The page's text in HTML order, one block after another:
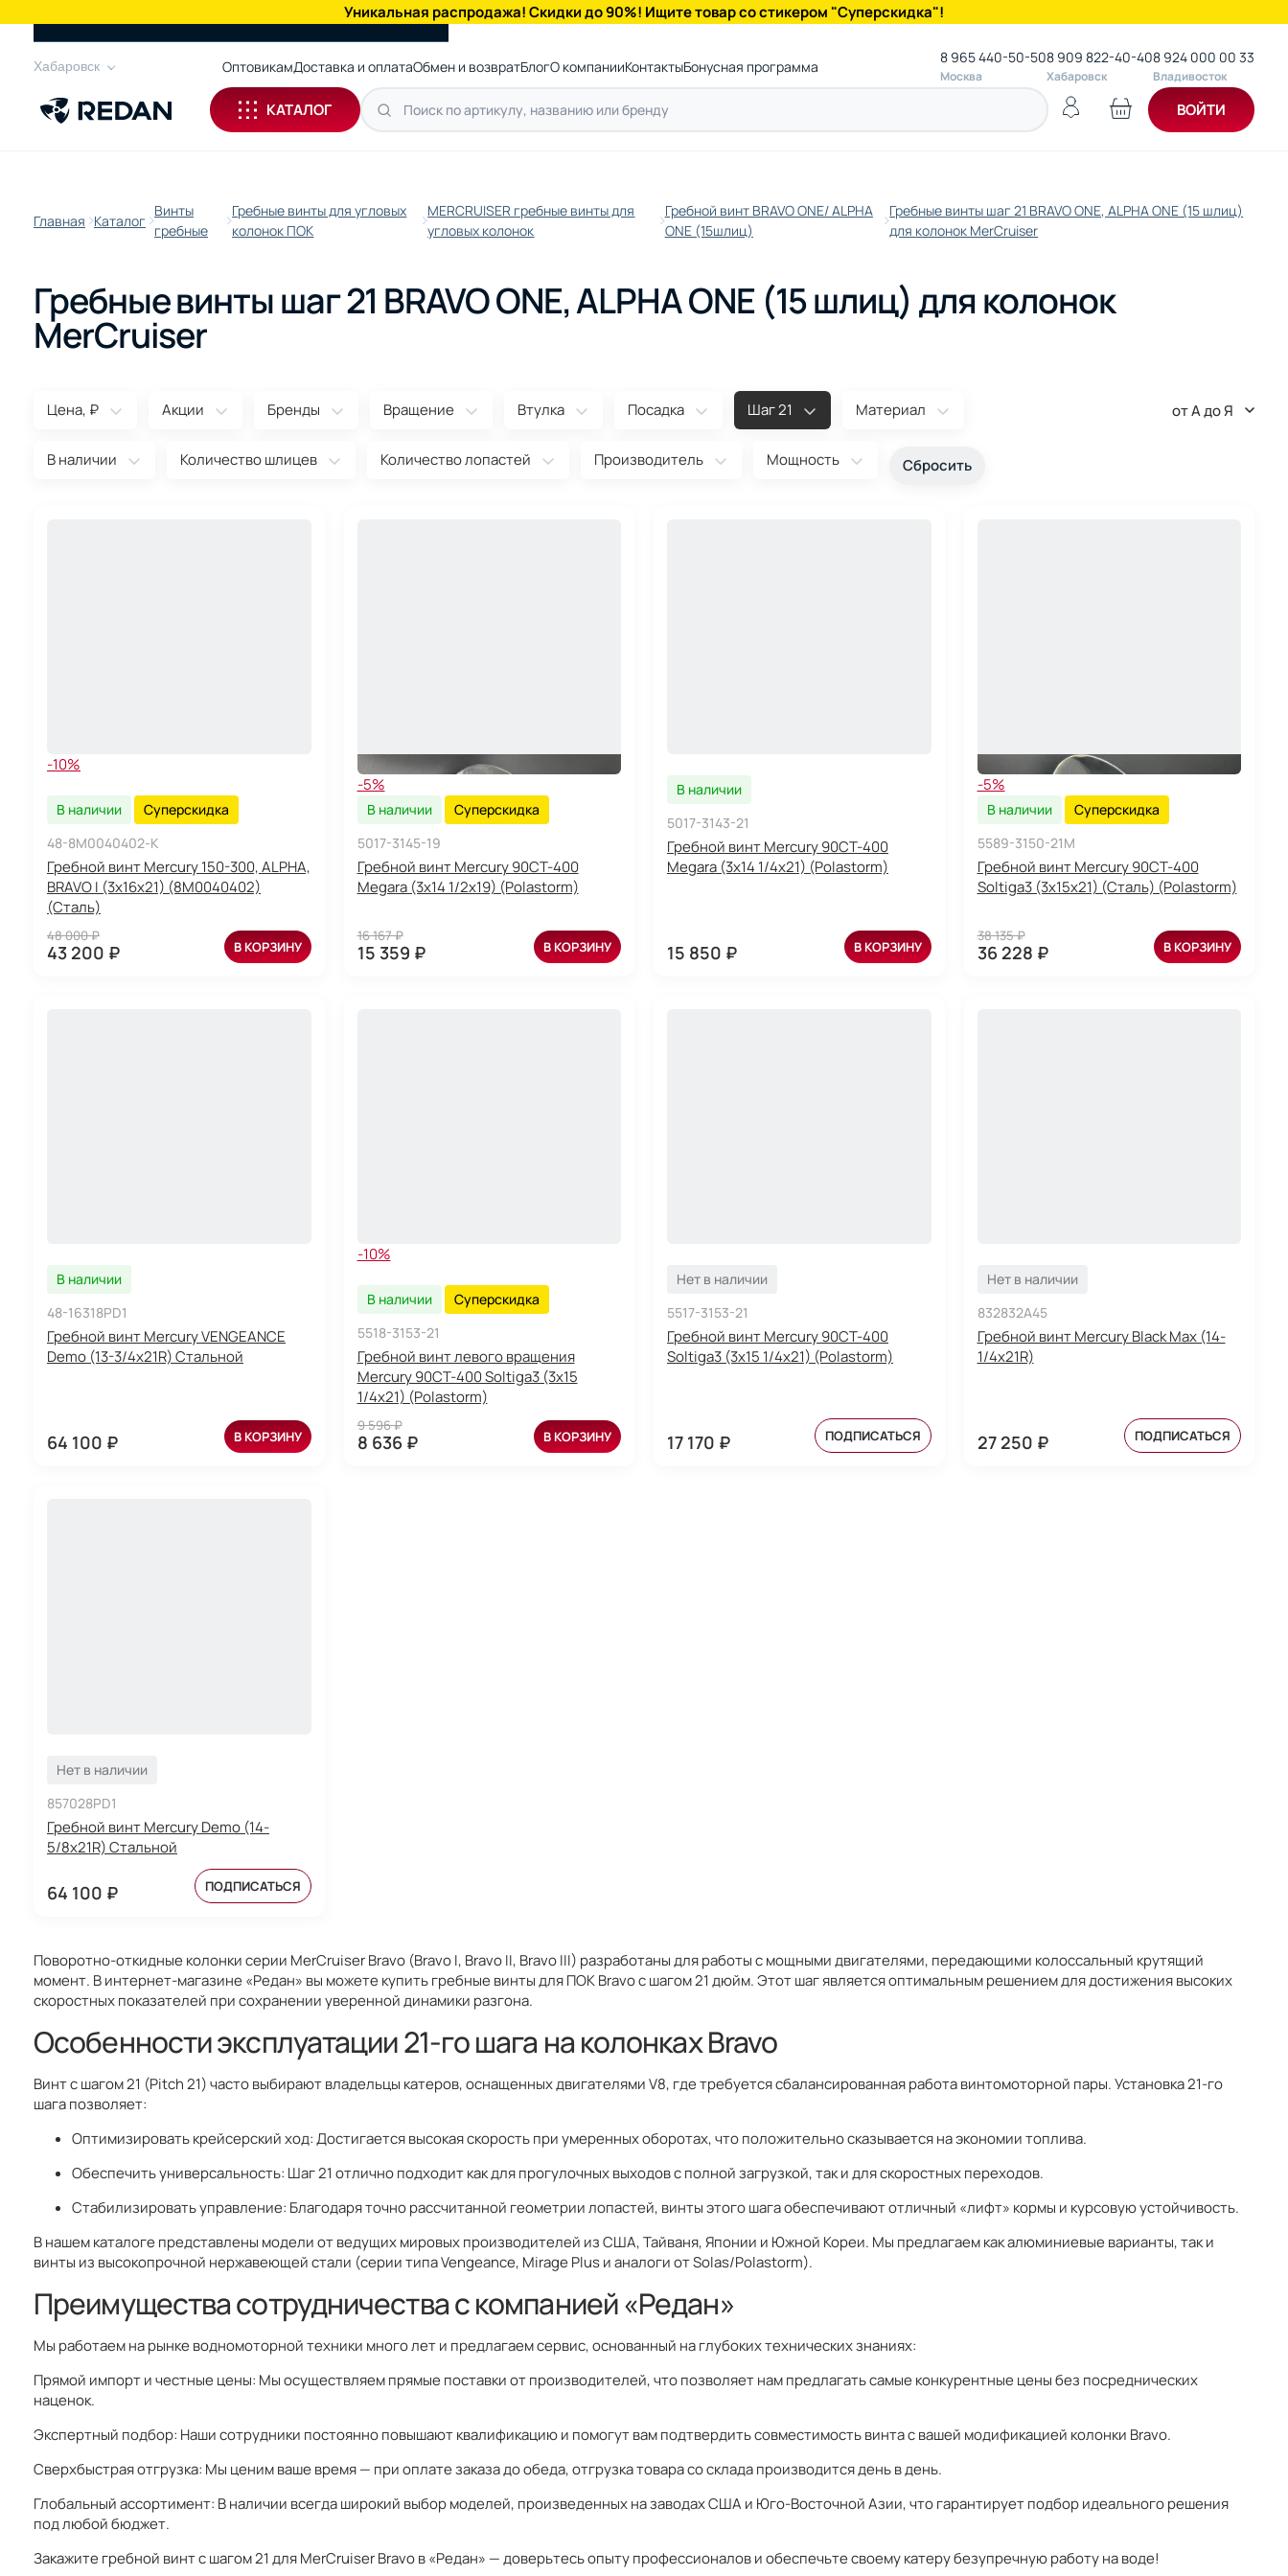
Уникальная распродажа! Скидки до 90%! Ищите товар со стикером "Суперскидка"!
Хабаровск ОптовикамДоставка и оплатаОбмен и возвратБлогО компанииКонтактыБонусная программа 8 965 440-50-50
Москва
8 909 822-40-40
Хабаровск
8 924 000 00 33
Владивосток
КАТАЛОГ ВОЙТИ
Главная Каталог
Винты
гребные
Гребные винты для угловых
колонок ПОК
MERCRUISER гребные винты для
угловых колонок
Гребной винт BRAVO ONE/ ALPHA
ONE (15шлиц)
Гребные винты шаг 21 BRAVO ONE, ALPHA ONE (15 шлиц)
для колонок MerCruiser
Гребные винты шаг 21 BRAVO ONE, ALPHA ONE (15 шлиц) для колонок
MerCruiser
Цена, ₽ Акции Бренды Вращение Втулка Посадка Шаг 21 Материал
В наличии Количество шлицев Количество лопастей Производитель Мощность
от А до Я
-10%
В наличии
Суперскидка
48-8M0040402-K
Гребной винт Mercury 150-300, ALPHA,
BRAVO I (3x16x21) (8M0040402)
(Сталь)
48 000 ₽
43 200 ₽ В КОРЗИНУ
-5%
В наличии
Суперскидка
5017-3145-19
Гребной винт Mercury 90CT-400
Megara (3x14 1/2x19) (Polastorm)
16 167 ₽
15 359 ₽ В КОРЗИНУ
В наличии
5017-3143-21
Гребной винт Mercury 90CT-400
Megara (3x14 1/4x21) (Polastorm)
15 850 ₽ В КОРЗИНУ
-5%
В наличии
Суперскидка
5589-3150-21M
Гребной винт Mercury 90CT-400
Soltiga3 (3x15x21) (Сталь) (Polastorm)
38 135 ₽
36 228 ₽ В КОРЗИНУ
В наличии
48-16318PD1
Гребной винт Mercury VENGEANCE
Demo (13-3/4х21R) Стальной
64 100 ₽ В КОРЗИНУ
-10%
В наличии
Суперскидка
5518-3153-21
Гребной винт левого вращения
Mercury 90CT-400 Soltiga3 (3x15
1/4x21) (Polastorm)
9 596 ₽
8 636 ₽ В КОРЗИНУ
Нет в наличии
5517-3153-21
Гребной винт Mercury 90CT-400
Soltiga3 (3x15 1/4x21) (Polastorm)
17 170 ₽ ПОДПИСАТЬСЯ
Нет в наличии
832832A45
Гребной винт Mercury Black Max (14-
1/4х21R)
27 250 ₽ ПОДПИСАТЬСЯ
Нет в наличии
857028PD1
Гребной винт Mercury Demo (14-
5/8х21R) Стальной
64 100 ₽ ПОДПИСАТЬСЯ
Поворотно-откидные колонки серии MerCruiser Bravo (Bravo I, Bravo II, Bravo III) разработаны для работы с мощными двигателями, передающими колоссальный крутящий
момент. В интернет-магазине «Редан» вы можете купить гребные винты для ПОК Bravo с шагом 21 дюйм. Этот шаг является оптимальным решением для достижения высоких
скоростных показателей при сохранении уверенной динамики разгона.
Особенности эксплуатации 21-го шага на колонках Bravo
Винт с шагом 21 (Pitch 21) часто выбирают владельцы катеров, оснащенных двигателями V8, где требуется сбалансированная работа винтомоторной пары. Установка 21-го
шага позволяет:
Оптимизировать крейсерский ход: Достигается высокая скорость при умеренных оборотах, что положительно сказывается на экономии топлива.
Обеспечить универсальность: Шаг 21 отлично подходит как для прогулочных выходов с полной загрузкой, так и для скоростных переходов.
Стабилизировать управление: Благодаря точно рассчитанной геометрии лопастей, винты этого шага обеспечивают отличный «лифт» кормы и курсовую устойчивость.
В нашем каталоге представлены модели от ведущих мировых производителей из США, Тайваня, Японии и Южной Кореи. Мы предлагаем как алюминиевые варианты, так и
винты из высокопрочной нержавеющей стали (серии типа Vengeance, Mirage Plus и аналоги от Solas/Polastorm).
Преимущества сотрудничества с компанией «Редан»
Мы работаем на рынке водномоторной техники много лет и предлагаем сервис, основанный на глубоких технических знаниях:
Прямой импорт и честные цены: Мы осуществляем прямые поставки от производителей, что позволяет нам предлагать самые конкурентные цены без посреднических
наценок.
Экспертный подбор: Наши сотрудники постоянно повышают квалификацию и помогут вам подтвердить совместимость винта с вашей модификацией колонки Bravo.
Сверхбыстрая отгрузка: Мы ценим ваше время — при оплате заказа до обеда, отгрузка товара со склада производится день в день.
Глобальный ассортимент: В наличии всегда широкий выбор моделей, произведенных на заводах США и Юго-Восточной Азии, что гарантирует подбор идеального решения
под любой бюджет.
Закажите гребной винт с шагом 21 для MerCruiser Bravo в «Редан» — доверьтесь опыту профессионалов и обеспечьте своему катеру безупречную работу на воде!